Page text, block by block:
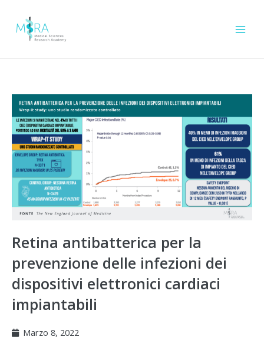
Retina antibatterica per la
prevenzione delle infezioni dei
dispositivi elettronici cardiaci
impiantabili
Marzo 8, 2022